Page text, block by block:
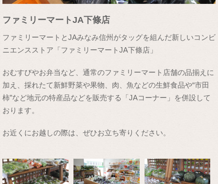
ファミリーマートJA下條店
ファミリーマートとJAみなみ信州がタッグを組んだ新しいコンビ
ニエンスストア「ファミリーマートJA下條店」
おむすびやお弁当など、通常のファミリーマート店舗の品揃えに
加え、採れたて新鮮野菜や果物、肉、魚などの生鮮食品や“市田
柿”など地元の特産品などを販売する「JAコーナー」を併設して
おります。
お近くにお越しの際は、ぜひお立ち寄りください。